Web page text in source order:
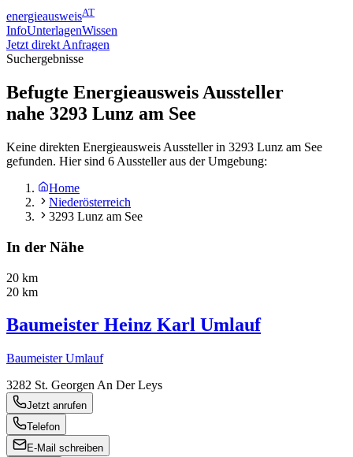
energieausweisAT
InfoUnterlagenWissen
Jetzt direkt Anfragen
Suchergebnisse
Befugte Energieausweis Aussteller
nahe 3293 Lunz am See
Keine direkten Energieausweis Aussteller in 3293 Lunz am See
gefunden. Hier sind 6 Aussteller aus der Umgebung:
Home
Niederösterreich
3293 Lunz am See
In der Nähe
20 km
20 km
Baumeister Heinz Karl Umlauf
Baumeister Umlauf
3282 St. Georgen An Der Leys
Jetzt anrufen
Telefon
E-Mail schreiben